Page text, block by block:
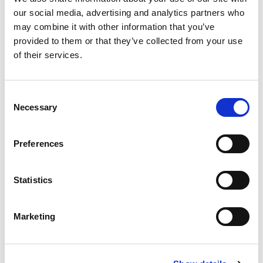
our social media, advertising and analytics partners who
may combine it with other information that you’ve
provided to them or that they’ve collected from your use
of their services.
Selection
Necessary
Preferences
Statistics
Marketing